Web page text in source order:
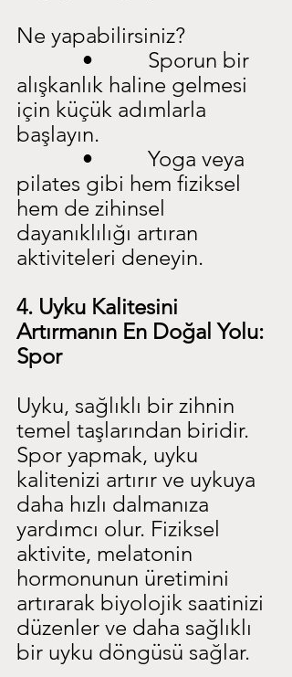
Ne yapabilirsiniz?
•          Sporun bir
alışkanlık haline gelmesi
için küçük adımlarla
başlayın.
•          Yoga veya
pilates gibi hem fiziksel
hem de zihinsel
dayanıklılığı artıran
aktiviteleri deneyin.
4. Uyku Kalitesini
Artırmanın En Doğal Yolu:
Spor
Uyku, sağlıklı bir zihnin
temel taşlarından biridir.
Spor yapmak, uyku
kalitenizi artırır ve uykuya
daha hızlı dalmanıza
yardımcı olur. Fiziksel
aktivite, melatonin
hormonunun üretimini
artırarak biyolojik saatinizi
düzenler ve daha sağlıklı
bir uyku döngüsü sağlar.